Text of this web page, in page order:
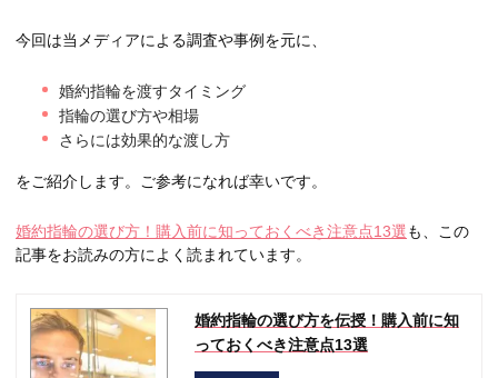
今回は当メディアによる調査や事例を元に、
婚約指輪を渡すタイミング
指輪の選び方や相場
さらには効果的な渡し方
をご紹介します。ご参考になれば幸いです。
婚約指輪の選び方！購入前に知っておくべき注意点13選も、この
記事をお読みの方によく読まれています。
婚約指輪の選び方を伝授！購入前に知
っておくべき注意点13選